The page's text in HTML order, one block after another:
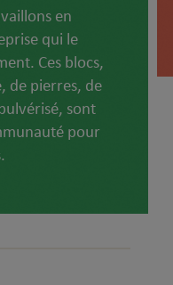
en
qui le
Ces blocs,
de pierres, de
sont
pour